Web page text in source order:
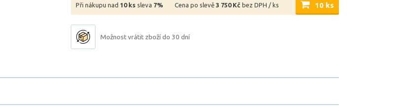
Při nákupu nad 10 ks sleva 7% Cena po slevě 3 750 Kč bez DPH / ks 10 ks
Možnost vrátit zboží do 30 dní